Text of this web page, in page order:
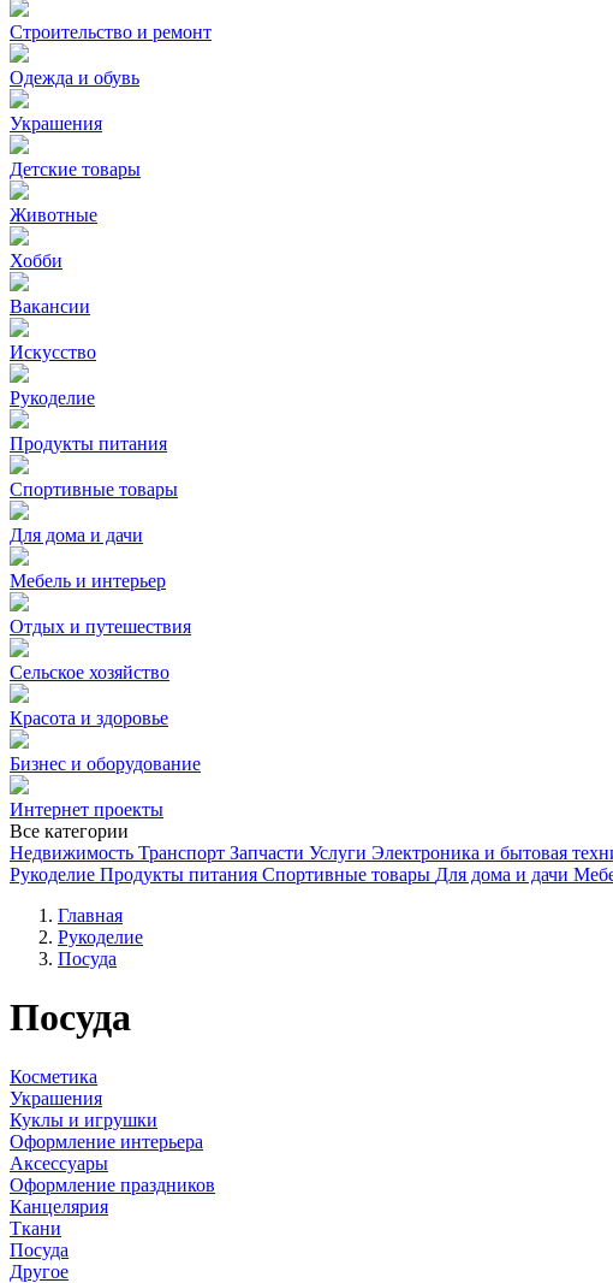
Строительство и ремонт
Одежда и обувь
Украшения
Детские товары
Животные
Хобби
Вакансии
Искусство
Рукоделие
Продукты питания
Спортивные товары
Для дома и дачи
Мебель и интерьер
Отдых и путешествия
Сельское хозяйство
Красота и здоровье
Бизнес и оборудование
Интернет проекты
Все категории
Недвижимость Транспорт Запчасти Услуги Электроника и бытовая
Рукоделие Продукты питания Спортивные товары Для дома и дачи
Главная
Рукоделие
Посуда
Посуда
Косметика
Украшения
Куклы и игрушки
Оформление интерьера
Аксессуары
Оформление праздников
Канцелярия
Ткани
Посуда
Другое